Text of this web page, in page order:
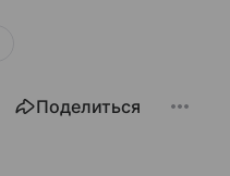
Поделиться